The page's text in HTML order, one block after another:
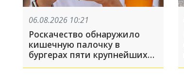
06.08.2026 10:21
Роскачество обнаружило
кишечную палочку в
бургерах пяти крупнейших
фастфудов